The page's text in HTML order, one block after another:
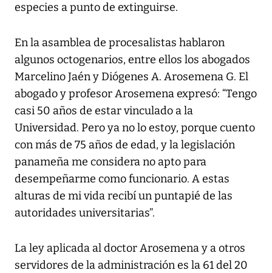
especies a punto de extinguirse.
En la asamblea de procesalistas hablaron
algunos octogenarios, entre ellos los abogados
Marcelino Jaén y Diógenes A. Arosemena G. El
abogado y profesor Arosemena expresó: “Tengo
casi 50 años de estar vinculado a la
Universidad. Pero ya no lo estoy, porque cuento
con más de 75 años de edad, y la legislación
panameña me considera no apto para
desempeñarme como funcionario. A estas
alturas de mi vida recibí un puntapié de las
autoridades universitarias”.
La ley aplicada al doctor Arosemena y a otros
servidores de la administración es la 61 del 20